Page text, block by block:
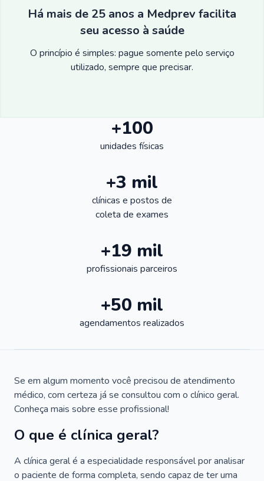
Há mais de 25 anos a Medprev facilita
seu acesso à saúde
O princípio é simples: pague somente pelo serviço
utilizado, sempre que precisar.
+100
unidades físicas
+3 mil
clínicas e postos de
coleta de exames
+19 mil
profissionais parceiros
+50 mil
agendamentos realizados
Se em algum momento você precisou de atendimento
médico, com certeza já se consultou com o clínico geral.
Conheça mais sobre esse profissional!
O que é clínica geral?
A clínica geral é a especialidade responsável por analisar
o paciente de forma completa, sendo capaz de ter uma